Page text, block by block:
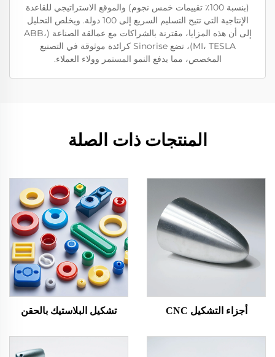
(بنسبة 100٪ تقييمات خمس نجوم) والموقع الاستراتيجي للقاعدة
الإنتاجية التي تتيح التسليم السريع إلى 100 دولة. ويخلص التحليل
إلى أن هذه المزايا، مقترنة بالشراكات مع عمالقة الصناعة (ABB،
MI، TESLA)، تضع Sinorise كرائدة موثوقة في التصنيع
المخصص، مما يدفع النمو المستمر وولاء العملاء.
المنتجات ذات الصلة
أجزاء التشكيل CNC تشكيل البلاستيك بالحقن